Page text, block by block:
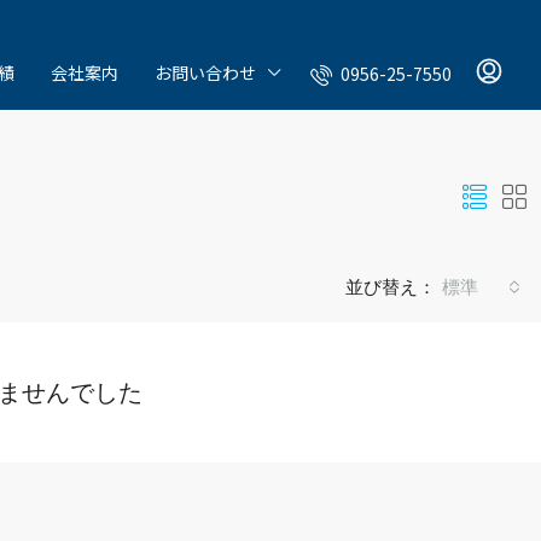
会社案内 お問い合わせ 0956-25-7550
並び替え： 標準
せんでした